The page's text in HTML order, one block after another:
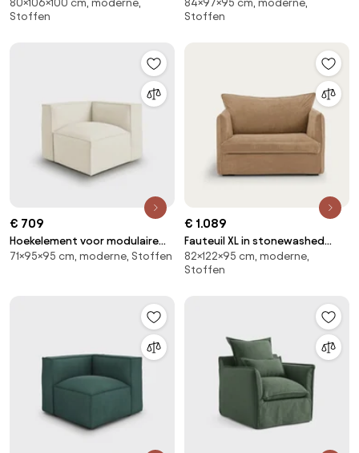
en staal Nomad
80×106×100 cm, moderne,
Stoffen
Victor
84×97×95 cm, moderne,
Stoffen
€ 709
Hoekelement voor modulaire
bank, in badstof, Seven
71×95×95 cm, moderne, Stoffen
€ 1.089
Fauteuil XL in stonewashed
fluweel, Neo Chiquito
82×122×95 cm, moderne,
Stoffen